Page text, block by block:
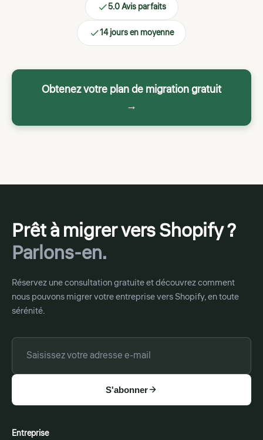
5.0 Avis parfaits
14 jours en moyenne
Obtenez votre plan de migration gratuit
→
Prêt à migrer vers Shopify ?
Parlons-en.
Réservez une consultation gratuite et découvrez comment
nous pouvons migrer votre entreprise vers Shopify, en toute
sérénité.
S'abonner
Entreprise